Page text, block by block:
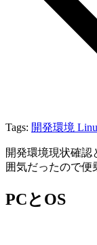
Tags: 開発環境
開発環境現状確認
囲気だったので便
PCとOS